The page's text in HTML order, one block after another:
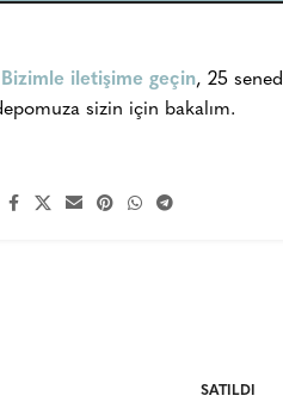
Bizimle iletişime geçin, 25
sizin için bakalım.
SATILDI